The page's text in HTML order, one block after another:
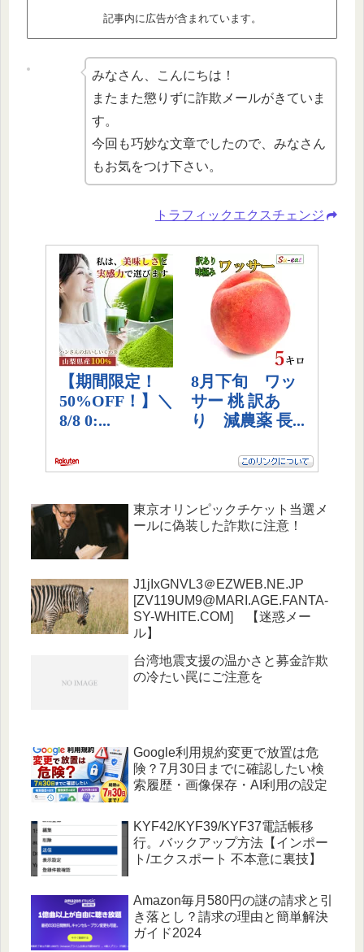
記事内に広告が含まれています。
みなさん、こんにちは！
またまた懲りずに詐欺メールがきていま
す。
今回も巧妙な文章でしたので、みなさん
もお気をつけ下さい。
トラフィックエクスチェンジ
東京オリンピックチケット当選メ
ールに偽装した詐欺に注意！
J1jIxGNVL3＠EZWEB.NE.JP
[ZV119UM9@MARI.AGE.FANTA-
SY-WHITE.COM] 【迷惑メー
ル】
台湾地震支援の温かさと募金詐欺
の冷たい罠にご注意を
Google利用規約変更で放置は危
険？7月30日までに確認したい検
索履歴・画像保存・AI利用の設定
KYF42/KYF39/KYF37電話帳移
行。バックアップ方法【インポー
ト/エクスポート 不本意に裏技】
Amazon毎月580円の謎の請求と引
き落とし？請求の理由と簡単解決
ガイド2024